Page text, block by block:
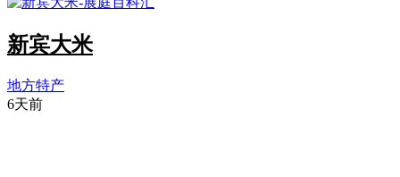
新宾大米
地方特产
6天前